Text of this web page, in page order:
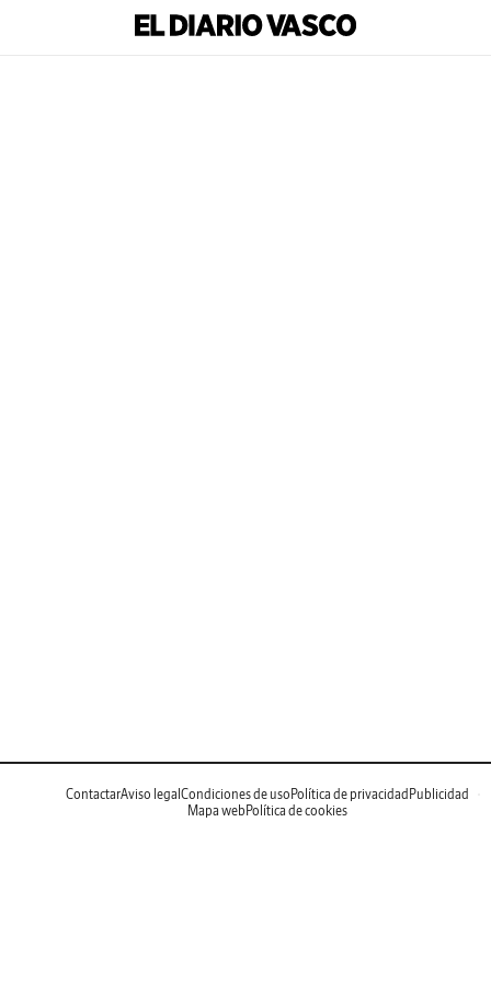
ContactarAviso legal Condiciones de uso Política de privacidad Publicidad
Mapa web Política de cookies